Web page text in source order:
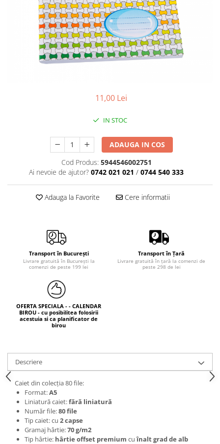
Caiete de muzica
Vocabulare
Blocuri de desen
Blocuri A4
Tipizate personalizate
Avize personalizate
Borderouri personalizate
Chitanţiere personalizate
Facturi personalizate
11,00 Lei
IN STOC
ADAUGA IN COS
Cod Produs: 5944546002751
Ai nevoie de ajutor? 0742 021 021 / 0744 540 333
Adauga la Favorite Cere informatii
Transport în Bucureşti
Livrare gratuită în Bucureşti la
comenzi de peste 199 lei
Transport în Ţară
Livrare gratuită în ţară la comenzi de
peste 298 de lei
OFERTA SPECIALA - - CALENDAR
BIROU - cu posibilitea folosirii
acestuia si ca planificator de
birou
Descriere
Caiet din colecţia 80 file:
Format:A5
Liniatură caiet:fără liniatură
Număr file:80 file
Tip caiet: cu 2capse
Gramaj hârtie:70 g/m2
Tip hârtie: hârtie offset premium cuînalt grad de alb